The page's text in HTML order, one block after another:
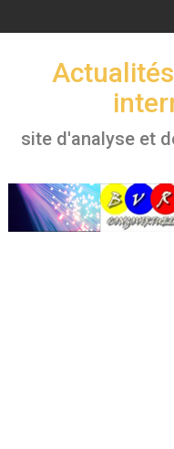
to
site d'analyse et